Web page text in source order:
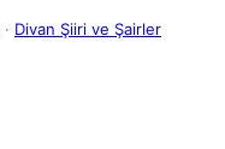
· Divan Şiiri ve Şairler